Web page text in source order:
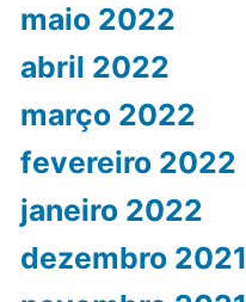
maio 2022
abril 2022
março 2022
fevereiro 2022
janeiro 2022
dezembro 2021